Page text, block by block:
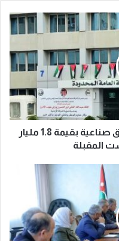
“الفوسفات” ترسم خارطة طريق صناعية بقيمة 1.8 مليار
المقبلة